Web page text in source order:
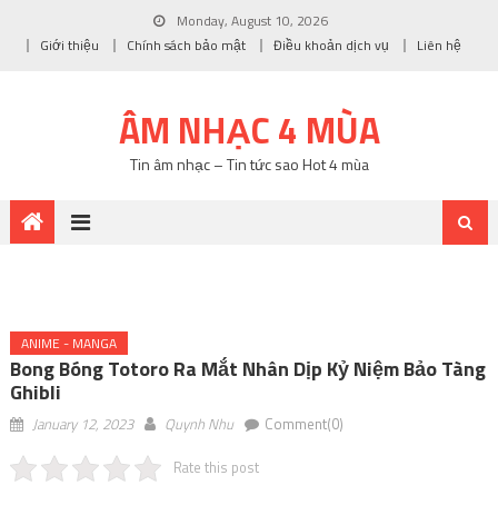
Monday, August 10, 2026
Giới thiệu
Chính sách bảo mật Điều khoản dịch vụ Liên hệ
ÂM NHẠC 4 MÙA
Tin âm nhạc – Tin tức sao Hot 4 mùa
ANIME - MANGA
Bong Bóng Totoro Ra Mắt Nhân Dịp Kỷ Niệm Bảo Tàng
Ghibli
January 12, 2023 Quynh Nhu Comment(0)
Rate this post